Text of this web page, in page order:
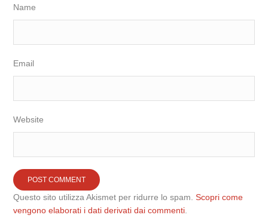
Name
Email
Website
Questo sito utilizza Akismet per ridurre lo spam.Scopri come
vengono elaborati i dati derivati dai commenti